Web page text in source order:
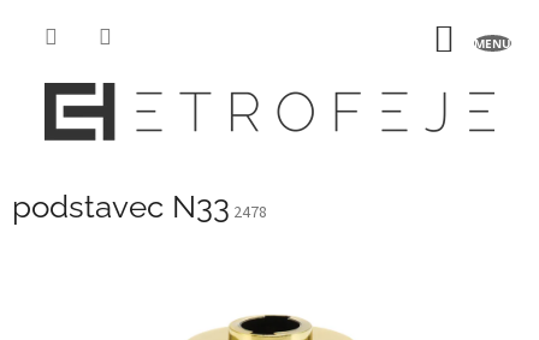
podstavec N33 2478